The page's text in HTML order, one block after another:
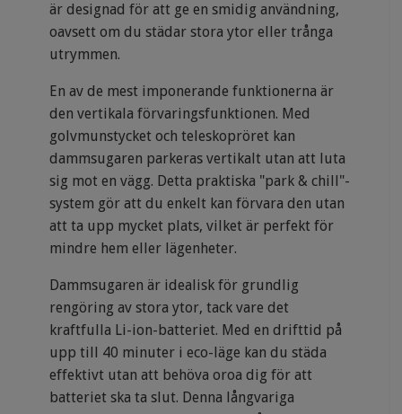
är designad för att ge en smidig användning,
oavsett om du städar stora ytor eller trånga
utrymmen.
En av de mest imponerande funktionerna är
den vertikala förvaringsfunktionen. Med
golvmunstycket och teleskopröret kan
dammsugaren parkeras vertikalt utan att luta
sig mot en vägg. Detta praktiska "park & chill"-
system gör att du enkelt kan förvara den utan
att ta upp mycket plats, vilket är perfekt för
mindre hem eller lägenheter.
Dammsugaren är idealisk för grundlig
rengöring av stora ytor, tack vare det
kraftfulla Li-ion-batteriet. Med en drifttid på
upp till 40 minuter i eco-läge kan du städa
effektivt utan att behöva oroa dig för att
batteriet ska ta slut. Denna långvariga